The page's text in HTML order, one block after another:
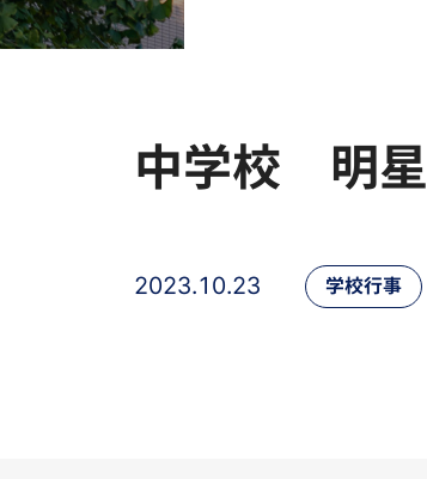
中学校 明星
2023.10.23 学校行事